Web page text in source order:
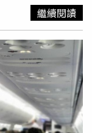
望：末日血戰》即
日血戰》中有大量
「腳踏實地」。
67%，董事長魏
一味追求更高毛
分析，台積電上
全年可望落在
積電營運透明、
因此這波股價修正
會。」
籌碼方面，三大
609.51億元，自營
。阮慕驊25日在
日登場的聯邦公
主席記者會。市
3.50%至3.75%區
率路徑，由於此
。同一天，微軟
Azure雲端業務、
繼續閱讀